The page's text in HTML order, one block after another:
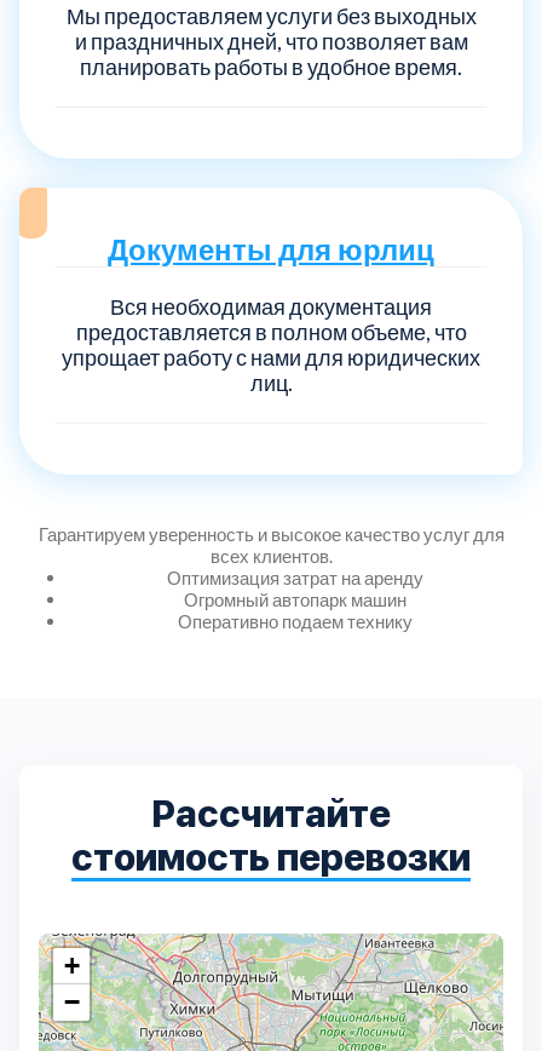
Мы предоставляем услуги без выходных
и праздничных дней, что позволяет вам
планировать работы в удобное время.
Документы для юрлиц
Вся необходимая документация
предоставляется в полном объеме, что
упрощает работу с нами для юридических
лиц.
Гарантируем уверенность и высокое качество услуг для
всех клиентов.
Оптимизация затрат на аренду
Огромный автопарк машин
Оперативно подаем технику
Рассчитайте
стоимость перевозки
+
−
Выберите город:
Богородский
Волоколамский
Долгопрудный
Зеленоградский
Каширский 2